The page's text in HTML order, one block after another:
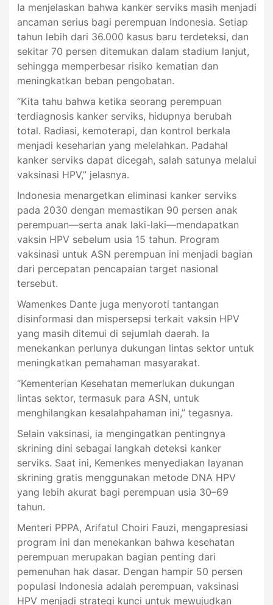
Ia menjelaskan bahwa kanker serviks masih menjadi
ancaman serius bagi perempuan Indonesia. Setiap
tahun lebih dari 36.000 kasus baru terdeteksi, dan
sekitar 70 persen ditemukan dalam stadium lanjut,
sehingga memperbesar risiko kematian dan
meningkatkan beban pengobatan.
“Kita tahu bahwa ketika seorang perempuan
terdiagnosis kanker serviks, hidupnya berubah
total. Radiasi, kemoterapi, dan kontrol berkala
menjadi keseharian yang melelahkan. Padahal
kanker serviks dapat dicegah, salah satunya melalui
vaksinasi HPV,” jelasnya.
Indonesia menargetkan eliminasi kanker serviks
pada 2030 dengan memastikan 90 persen anak
perempuan—serta anak laki-laki—mendapatkan
vaksin HPV sebelum usia 15 tahun. Program
vaksinasi untuk ASN perempuan ini menjadi bagian
dari percepatan pencapaian target nasional
tersebut.
Wamenkes Dante juga menyoroti tantangan
disinformasi dan mispersepsi terkait vaksin HPV
yang masih ditemui di sejumlah daerah. Ia
menekankan perlunya dukungan lintas sektor untuk
meningkatkan pemahaman masyarakat.
“Kementerian Kesehatan memerlukan dukungan
lintas sektor, termasuk para ASN, untuk
menghilangkan kesalahpahaman ini,” tegasnya.
Selain vaksinasi, ia mengingatkan pentingnya
skrining dini sebagai langkah deteksi kanker
serviks. Saat ini, Kemenkes menyediakan layanan
skrining gratis menggunakan metode DNA HPV
yang lebih akurat bagi perempuan usia 30–69
tahun.
Menteri PPPA, Arifatul Choiri Fauzi, mengapresiasi
program ini dan menekankan bahwa kesehatan
perempuan merupakan bagian penting dari
pemenuhan hak dasar. Dengan hampir 50 persen
populasi Indonesia adalah perempuan, vaksinasi
HPV menjadi strategi kunci untuk mewujudkan